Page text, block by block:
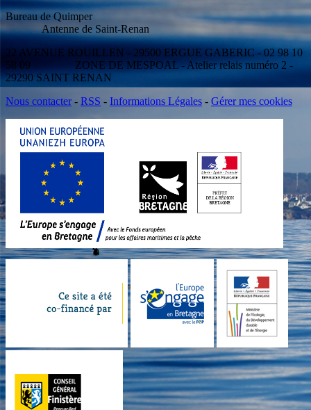
Bureau de Quimper
Antenne de Saint-Renan
22 AVENUE ROUILLEN - 29500 ERGUE GABERIC - 02 98 10
58 09 ZONE DE MESPOAL - Atelier relais numéro 2 -
29290 SAINT RENAN
Nous contacter - RSS - Informations Légales - Gérer mes cookies